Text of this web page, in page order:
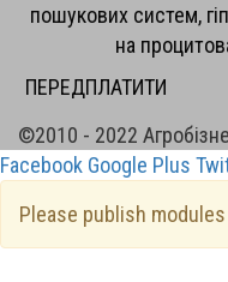
пошукових систем,
на
ПЕРЕДПЛАТИТИ
©2010 - 2022
Facebook Google Plus
Please publish